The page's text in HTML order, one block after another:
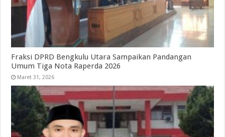
Fraksi DPRD Bengkulu Utara Sampaikan Pandangan
Umum Tiga Nota Raperda 2026
Maret 31, 2026